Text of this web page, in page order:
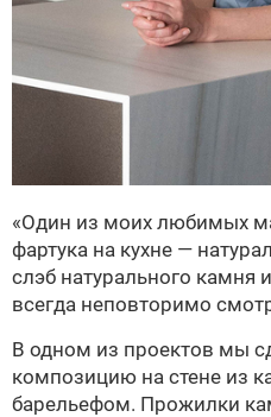
«Один из моих любимых
фартука на кухне —
слэб натурального камня
всегда неповторимо
В одном из проектов мы
композицию на стене из
барельефом. Прожилки